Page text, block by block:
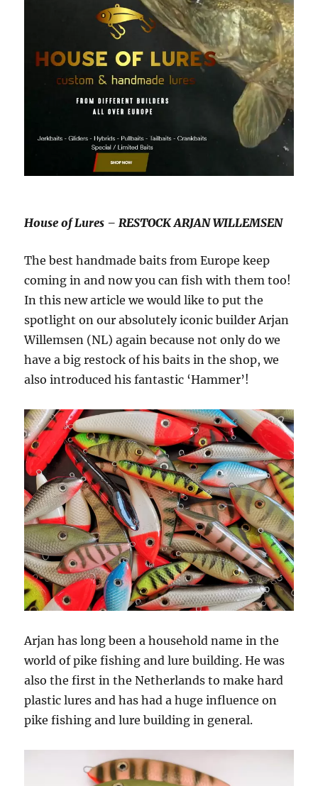
House of Lures – RESTOCK ARJAN WILLEMSEN
The best handmade baits from Europe keep
coming in and now you can fish with them too!
In this new article we would like to put the
spotlight on our absolutely iconic builder Arjan
Willemsen (NL) again because not only do we
have a big restock of his baits in the shop, we
also introduced his fantastic ‘Hammer’!
Arjan has long been a household name in the
world of pike fishing and lure building. He was
also the first in the Netherlands to make hard
plastic lures and has had a huge influence on
pike fishing and lure building in general.